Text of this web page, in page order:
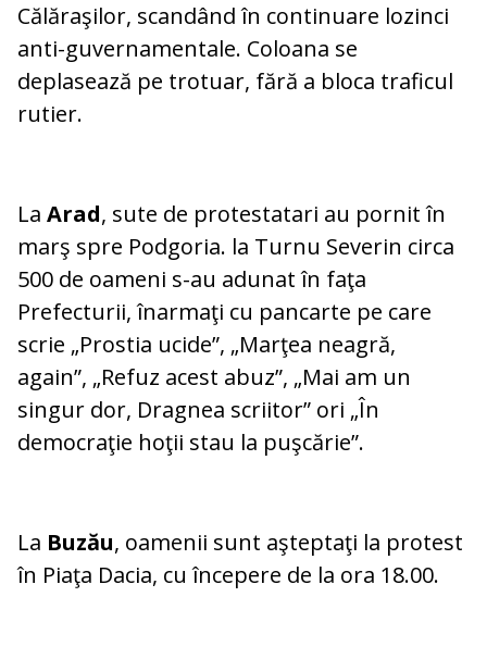
Călăraşilor, scandând în continuare lozinci
anti-guvernamentale. Coloana se
deplasează pe trotuar, fără a bloca traficul
rutier.
La Arad, sute de protestatari au pornit în
marş spre Podgoria. la Turnu Severin circa
500 de oameni s-au adunat în faţa
Prefecturii, înarmaţi cu pancarte pe care
scrie „Prostia ucide”, „Marţea neagră,
again”, „Refuz acest abuz”, „Mai am un
singur dor, Dragnea scriitor” ori „În
democraţie hoţii stau la puşcărie”.
La Buzău, oamenii sunt aşteptaţi la protest
în Piaţa Dacia, cu începere de la ora 18.00.